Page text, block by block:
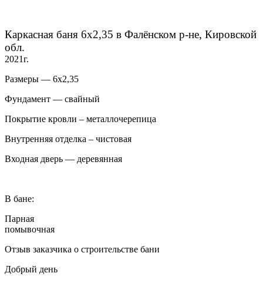
Каркасная баня 6х2,35 в Фалёнском р-не, Кировской
обл.
2021г.
Размеры — 6х2,35
Фундамент — свайный
Покрытие кровли – металлочерепица
Внутренняя отделка – чистовая
Входная дверь — деревянная
В бане:
Парная
помывочная
Отзыв заказчика о строительстве бани
Добрый день